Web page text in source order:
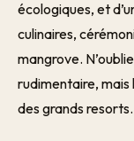
écologiques, et
culinaires,
mangrove.
rudimentaire, mais
des grands resorts.